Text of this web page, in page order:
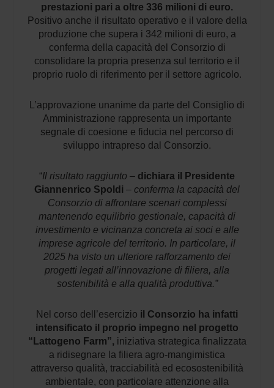
prestazioni pari a oltre 336 milioni di euro.
Positivo anche il risultato operativo e il valore della
produzione che supera i 342 milioni di euro, a
conferma della capacità del Consorzio di
consolidare la propria presenza sul territorio e il
proprio ruolo di riferimento per il settore agricolo.
L’approvazione unanime da parte del Consiglio di
Amministrazione rappresenta un importante
segnale di coesione e fiducia nel percorso di
sviluppo intrapreso dal Consorzio.
“Il risultato raggiunto – dichiara il Presidente
Giannenrico Spoldi – conferma la capacità del
Consorzio di affrontare scenari complessi
mantenendo equilibrio gestionale, capacità di
investimento e vicinanza concreta ai soci e alle
imprese agricole del territorio. In particolare, il
2025 ha visto un ulteriore rafforzamento dei
progetti legati all’innovazione di filiera, alla
sostenibilità e alla qualità produttiva.”
Nel corso dell’esercizio il Consorzio ha infatti
intensificato il proprio impegno nel progetto
“Lattogeno Farm”, iniziativa strategica finalizzata
a ridisegnare la filiera agro-mangimistica
attraverso qualità, tracciabilità ed ecosostenibilità
ambientale, con particolare attenzione alla